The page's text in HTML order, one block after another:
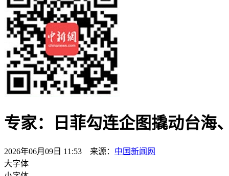
专家：日菲勾连企图撬动台海
2026年06月09日 11:53 来源： 中国新闻网
大字体